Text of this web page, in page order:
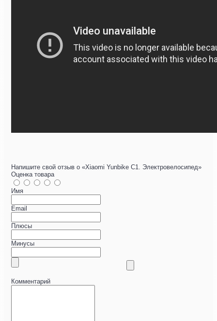
Напишите свой отзыв о «Xiaomi Yunbike C1. Электровелосипед»
Оценка товара
Имя
Email
Плюсы
Минусы
Комментарий